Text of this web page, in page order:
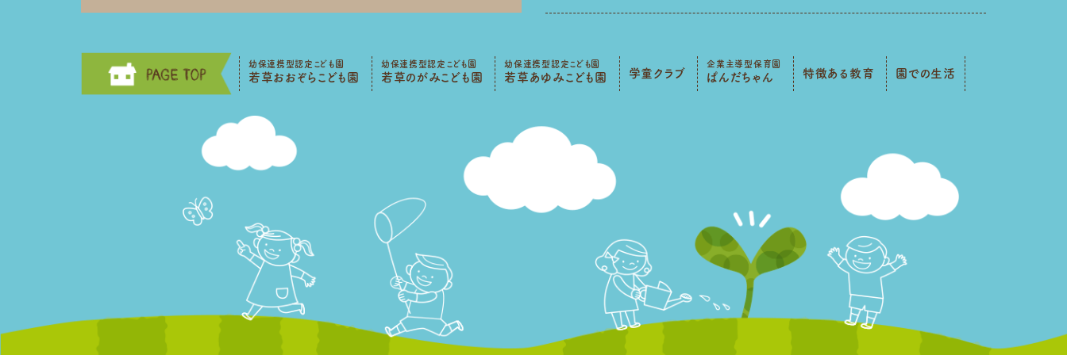
幼保連携型認定こども園
若草おおぞらこども園
幼保連携型認定こども園
若草のがみこども園
幼保連携型認定こども園
若草あゆみこども園 学童クラブ
企業主導型保育園
ぱんだちゃん 特徴ある教育 園での生活